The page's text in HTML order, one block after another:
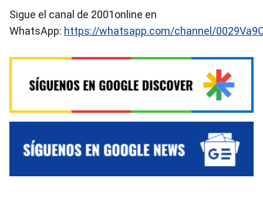
Sigue el canal de 2001online en
WhatsApp: https://whatsapp.com/channel/